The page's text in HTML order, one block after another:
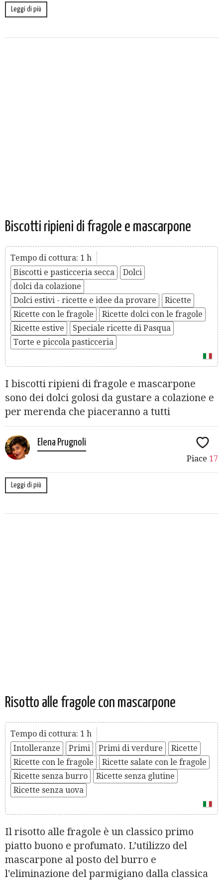
Leggi di più
Biscotti ripieni di fragole e mascarpone
Tempo di cottura: 1 h
Biscotti e pasticceria secca
Dolci
dolci da colazione
Dolci estivi - ricette e idee da provare
Ricette
Ricette con le fragole
Ricette dolci con le fragole
Ricette estive
Speciale ricette di Pasqua
Torte e piccola pasticceria
I biscotti ripieni di fragole e mascarpone
sono dei dolci golosi da gustare a colazione e
per merenda che piaceranno a tutti
Elena Prugnoli
Piace 17
Leggi di più
Risotto alle fragole con mascarpone
Tempo di cottura: 1 h
Intolleranze
Primi Primi di verdure
Ricette
Ricette con le fragole
Ricette salate con le fragole
Ricette senza burro
Ricette senza glutine
Ricette senza uova
Il risotto alle fragole è un classico primo
piatto buono e profumato. L’utilizzo del
mascarpone al posto del burro e
l'eliminazione del parmigiano dalla classica